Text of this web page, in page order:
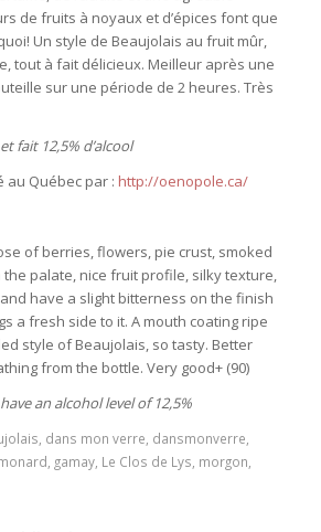
de fruits à noyaux et d’épices font que
Un style de Beaujolais au fruit mûr,
tout à fait délicieux. Meilleur après une
sur une période de 2 heures. Très
fait 12,5% d’alcool
au Québec par : http://oenopole.ca/
of berries, flowers, pie crust, smoked
the palate, nice fruit profile, silky texture,
have a slight bitterness on the finish
a fresh side to it. A mouth coating ripe
style of Beaujolais, so tasty. Better
from the bottle. Very good+ (90)
an alcohol level of 12,5%
dans mon verre dansmonverre
gamay, Le Clos de Lys morgon